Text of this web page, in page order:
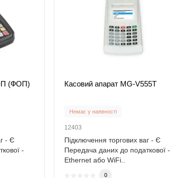
(ФОП)
- Є
-
Касовий апарат MG-V555T
Немає у наявності
12403
Підключення торгових ваг - Є
Передача даних до податкової -
Ethernet або WiFi..
0